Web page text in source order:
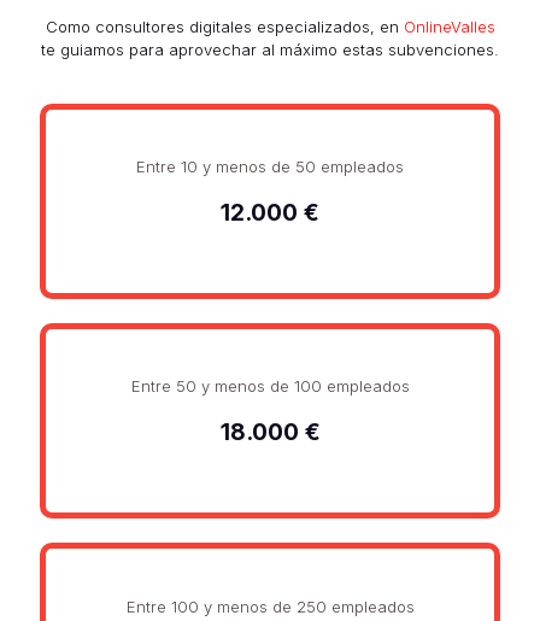
Como consultores digitales especializados, en OnlineValles
te guiamos para aprovechar al máximo estas subvenciones.
Entre 10 y menos de 50 empleados
12.000 €
Entre 50 y menos de 100 empleados
18.000 €
Entre 100 y menos de 250 empleados